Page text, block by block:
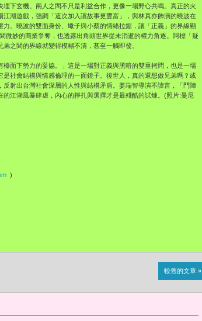
下玄機。兩人之間不只是利益合作，更像一場野心共鳴。真正的火
湖遊戲，強調「這次加入讓故事更豐富」，與林真亦飾演的曉波在
。曉波的雙面身份、蠍子與小蔡的情緒拉鋸，讓「正義」的界線顯
微妙的商業爭奪，也透露出角頭世界從未消逝的權力角逐。阿標「疑
之間的界線就變得模糊不清，甚至一觸即發。
面下勢力的妥協。」這是一場對正義與黑暗的雙重拷問，也是一場
社會結構與情感倫理的一面鏡子。後世人，真的還想做兄弟嗎？或
射出台灣社會深層的人性與結構矛盾。姜瑞智導演不諱言，「鬥陣
江湖風暴肆虐，內心的掙扎與選擇才是最殘酷的試煉。(照片:曼尼
)
較舊的文章 »